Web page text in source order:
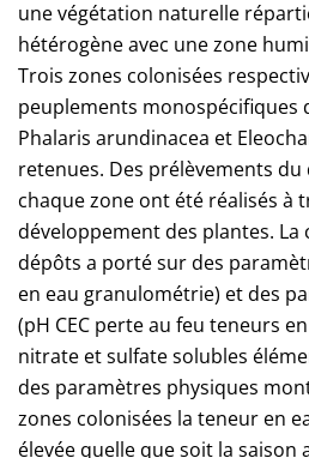
une végétation naturelle
hétérogène avec une zone
Trois zones colonisées
peuplements monospécifiques
Phalaris arundinacea et
retenues. Des prélèvements
chaque zone ont été réalisés à
développement des plantes. La
dépôts a porté sur des
en eau granulométrie) et des
(pH CEC perte au feu teneurs
nitrate et sulfate solubles
des paramètres physiques
zones colonisées la teneur en
élevée quelle que soit la saison